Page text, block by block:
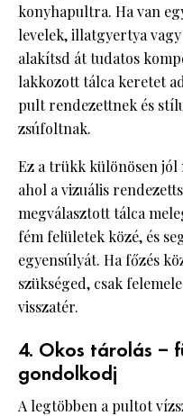
konyhapultra. Ha van
levelek, illatgyertya
alakítsd át tudatos
lakkozott tálca keretet
pult rendezettnek és
zsúfoltnak.
Ez a trükk különösen
ahol a vizuális
megválasztott tálca
fém felületek közé, és
egyensúlyát. Ha főzés
szükséged, csak
visszatér.
4. Okos tárolás –
gondolkodj
A legtöbben a pultot